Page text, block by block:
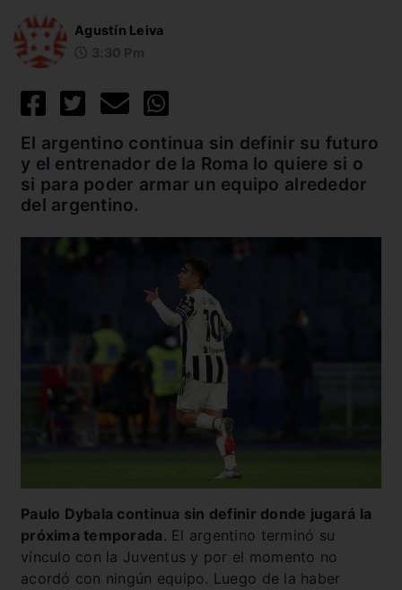
Agustín Leiva
El argentino continua sin definir su futuro
y el entrenador de la Roma lo quiere si o
si para poder armar un equipo alrededor
del argentino.
Paulo Dybala continua sin definir donde jugará la
próxima temporada . El argentino terminó su
vínculo con la Juventus y por el momento no
acordó con ningún equipo. Luego de la haber